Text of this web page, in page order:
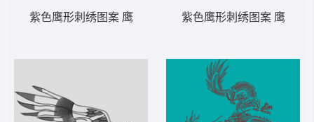
紫色鹰形刺绣图案 鹰 紫色鹰形刺绣图案 鹰